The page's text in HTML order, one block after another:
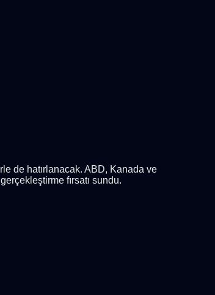
de hatırlanacak. ABD, Kanada ve
fırsatı sundu.